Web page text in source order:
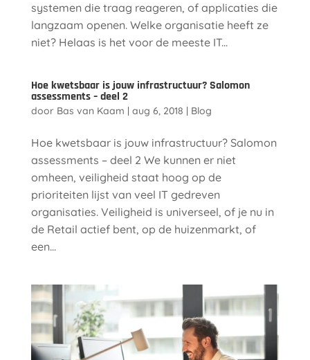
systemen die traag reageren, of applicaties die
langzaam openen. Welke organisatie heeft ze
niet? Helaas is het voor de meeste IT...
Hoe kwetsbaar is jouw infrastructuur? Salomon
assessments – deel 2
door Bas van Kaam aug 6, 2018 Blog
Hoe kwetsbaar is jouw infrastructuur? Salomon
assessments – deel 2 We kunnen er niet
omheen, veiligheid staat hoog op de
prioriteiten lijst van veel IT gedreven
organisaties. Veiligheid is universeel, of je nu in
de Retail actief bent, op de huizenmarkt, of
een...